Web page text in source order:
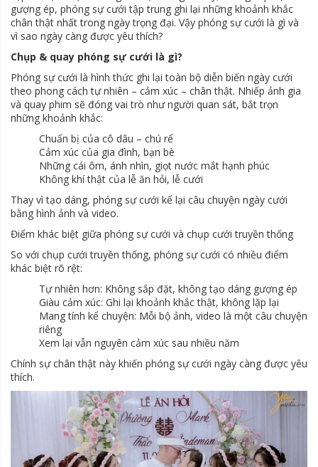
gượng ép, phóng sự cưới tập trung ghi lại những khoảnh khắc
chân thật nhất trong ngày trọng đại. Vậy phóng sự cưới là gì và
vì sao ngày càng được yêu thích?
Chụp & quay phóng sự cưới là gì?
Phóng sự cưới là hình thức ghi lại toàn bộ diễn biến ngày cưới
theo phong cách tự nhiên – cảm xúc – chân thật. Nhiếp ảnh gia
và quay phim sẽ đóng vai trò như người quan sát, bắt trọn
những khoảnh khắc:
Chuẩn bị của cô dâu – chú rể
Cảm xúc của gia đình, bạn bè
Những cái ôm, ánh nhìn, giọt nước mắt hạnh phúc
Không khí thật của lễ ăn hỏi, lễ cưới
Thay vì tạo dáng, phóng sự cưới kể lại câu chuyện ngày cưới
bằng hình ảnh và video.
Điểm khác biệt giữa phóng sự cưới và chụp cưới truyền thống
So với chụp cưới truyền thống, phóng sự cưới có nhiều điểm
khác biệt rõ rệt:
Tự nhiên hơn: Không sắp đặt, không tạo dáng gượng ép
Giàu cảm xúc: Ghi lại khoảnh khắc thật, không lặp lại
Mang tính kể chuyện: Mỗi bộ ảnh, video là một câu chuyện
riêng
Xem lại vẫn nguyên cảm xúc sau nhiều năm
Chính sự chân thật này khiến phóng sự cưới ngày càng được yêu
thích.